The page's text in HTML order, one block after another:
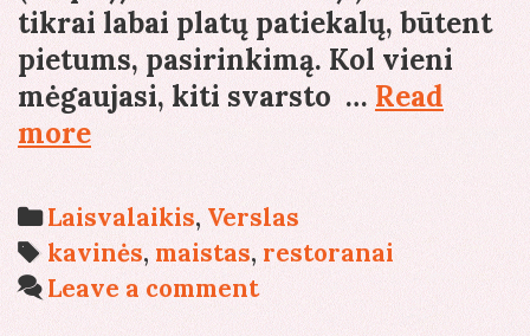
tikrai labai platų patiekalų, būtent
pietums, pasirinkimą. Kol vieni
mėgaujasi, kiti svarsto … Read
moreDienos
pietūs
kavinėse:
apsimoka
ar
ne?
Categories
Laisvalaikis, Verslas
Tags
kavinės, maistas, restoranai
Leave a comment